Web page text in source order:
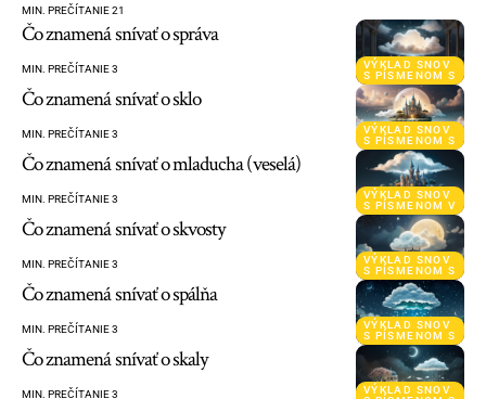
MIN. PREČÍTANIE 21
VÝKLAD SNOV
S PÍSMENOM S
Čo znamená snívať o správa
MIN. PREČÍTANIE 3
VÝKLAD SNOV
S PÍSMENOM S
Čo znamená snívať o sklo
MIN. PREČÍTANIE 3
VÝKLAD SNOV
S PÍSMENOM V
Čo znamená snívať o mladucha (veselá)
MIN. PREČÍTANIE 3
VÝKLAD SNOV
S PÍSMENOM S
Čo znamená snívať o skvosty
MIN. PREČÍTANIE 3
VÝKLAD SNOV
S PÍSMENOM S
Čo znamená snívať o spálňa
MIN. PREČÍTANIE 3
VÝKLAD SNOV
Čo znamená snívať o skaly
MIN. PREČÍTANIE 3